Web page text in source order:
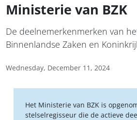
Ministerie van BZK
De deelnemerkenmerken van
Binnenlandse Zaken en
Wednesday, December 11, 2024
Het Ministerie van BZK is
stelselregisseur die de actieve